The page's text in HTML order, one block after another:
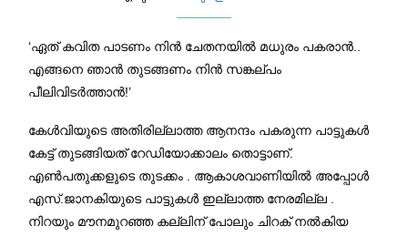
‘ഏത് കവിത പാടണം നിൻ ചേതനയിൽ മധുരം പകരാൻ..
എങ്ങനെ ഞാൻ തുടങ്ങണം നിൻ സങ്കല്പം
പീലിവിടർത്താൻ!’
കേൾവിയുടെ അതിരില്ലാത്ത ആനന്ദം പകരുന്ന പാട്ടുകൾ
കേട്ട് തുടങ്ങിയത് റേഡിയോക്കാലം തൊട്ടാണ്.
എൺപതുക്കളുടെ തുടക്കം . ആകാശവാണിയിൽ അപ്പോൾ
എസ്.ജാനകിയുടെ പാട്ടുകൾ ഇല്ലാത്ത നേരമില്ല .
നിറയും മൗനമുറഞ്ഞ കല്ലിന് പോലും ചിറക് നൽകിയ